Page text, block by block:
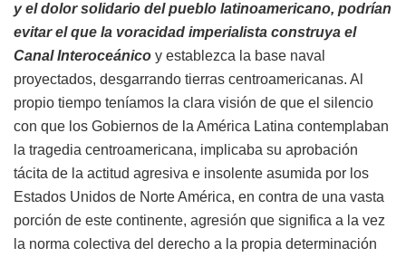
y el dolor solidario del pueblo latinoamericano, podrían
evitar el que la voracidad imperialista construya el
Canal Interoceánico y establezca la base naval
proyectados, desgarrando tierras centroamericanas. Al
propio tiempo teníamos la clara visión de que el silencio
con que los Gobiernos de la América Latina contemplaban
la tragedia centroamericana, implicaba su aprobación
tácita de la actitud agresiva e insolente asumida por los
Estados Unidos de Norte América, en contra de una vasta
porción de este continente, agresión que significa a la vez
la norma colectiva del derecho a la propia determinación